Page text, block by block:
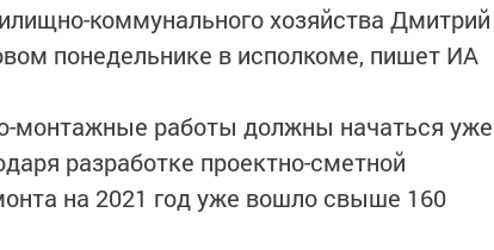
коммунального хозяйства Дмитрий
понедельнике в исполкоме, пишет ИА
монтажные работы должны начаться уже
разработке проектно-сметной
на 2021 год уже вошло свыше 160